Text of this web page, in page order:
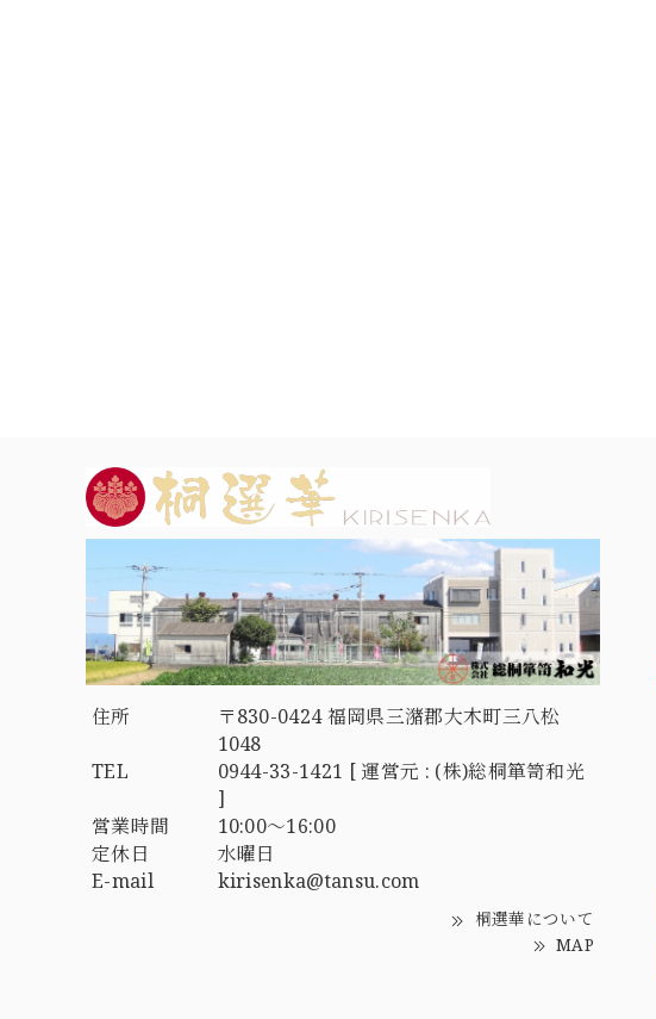
住所
〒830-0424 福岡県三潴郡大木町三八松
1048
TEL
0944-33-1421 [ 運営元 : (株)総桐箪笥和光
]
営業時間
10:00～16:00
定休日
水曜日
E-mail
kirisenka@tansu.com
桐選華について
MAP